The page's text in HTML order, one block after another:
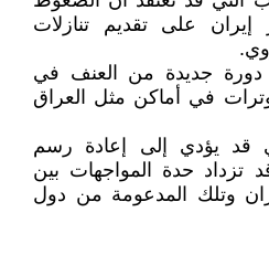
إيران على تقديم تنازلات
دورة جديدة من العنف في
في أماكن مثل العراق
قد يؤدي إلى إعادة رسم
تزداد حدة المواجهات بين
وتلك المدعومة من دول